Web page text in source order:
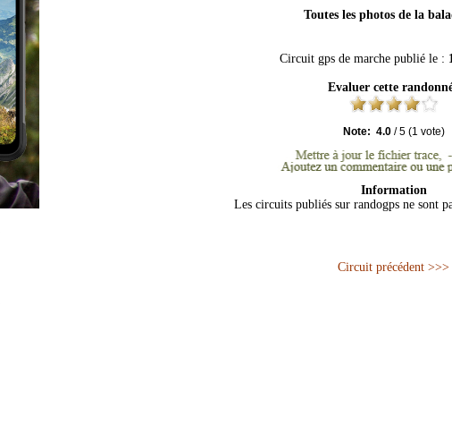
Toutes les photos de la
Circuit gps de marche publié le :
Evaluer cette
Note: 4.0/5(1 vote)
Information
Les circuits publiés sur randogps ne sont
Circuit précédent >>>